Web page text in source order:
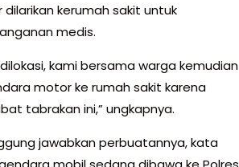
kerumah sakit untuk
medis.
kami bersama warga kemudian
motor ke rumah sakit karena
tabrakan ini,” ungkapnya.
jawabkan perbuatannya, kata